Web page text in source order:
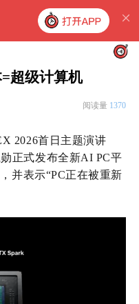
超级计算机
阅读量 1370
2026首日主题演讲
正式发布全新AI PC平
并表示“PC正在被重新